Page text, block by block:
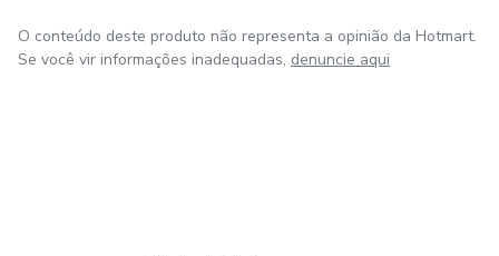
Transforme sua prática clínica, garanta seu lugar!
O conteúdo deste produto não representa a opinião da Hotmart.
Se você vir informações inadequadas, denuncie aqui